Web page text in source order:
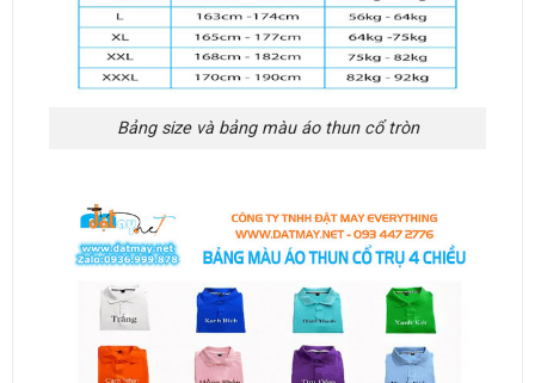
Bảng size và bảng màu áo thun cổ tròn